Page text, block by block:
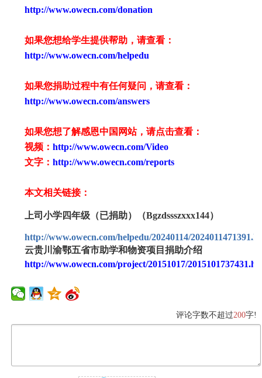
http://www.owecn.com/donation
如果您想给学生提供帮助，请查看：
http://www.owecn.com/helpedu
如果您捐助过程中有任何疑问，请查看：
http://www.owecn.com/answers
如果您想了解感恩中国网站，请点击查看：
视频： http://www.owecn.com/Video
文字： http://www.owecn.com/reports
本文相关链接：
上司小学四年级（已捐助）（Bgzdssszxxx144）
http://www.owecn.com/helpedu/20240114/
云贵川渝鄂五省市助学和物资项目捐助介绍
http://www.owecn.com/project/20151017/
评论字数不超过200字!